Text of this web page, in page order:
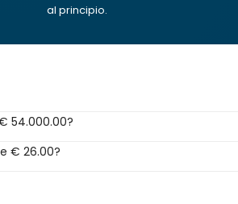
al principio.
54.000.00?
€ 26.00?